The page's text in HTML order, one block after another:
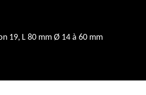
19, L 80 mm Ø 14 à 60 mm